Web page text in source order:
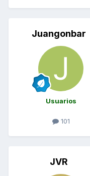
Juangonbar
Usuarios
101
JVR